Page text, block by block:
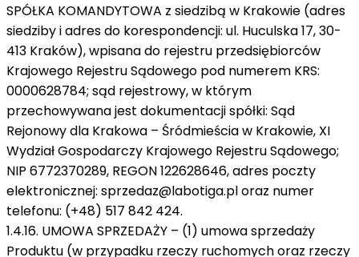
SPÓŁKA KOMANDYTOWA z siedzibą w Krakowie (adres
siedziby i adres do korespondencji: ul. Huculska 17, 30-
413 Kraków), wpisana do rejestru przedsiębiorców
Krajowego Rejestru Sądowego pod numerem KRS:
0000628784; sąd rejestrowy, w którym
przechowywana jest dokumentacji spółki: Sąd
Rejonowy dla Krakowa – Śródmieścia w Krakowie, XI
Wydział Gospodarczy Krajowego Rejestru Sądowego;
NIP 6772370289, REGON 122628646, adres poczty
elektronicznej: sprzedaz@labotiga.ploraz numer
telefonu: (+48) 517 842 424.
1.4.16. UMOWA SPRZEDAŻY – (1) umowa sprzedaży
Produktu (w przypadku rzeczy ruchomych oraz rzeczy